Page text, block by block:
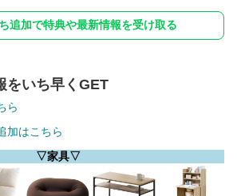
追加で特典や最新情報を受け取る
をいち早くGET
ら
加はこちら
▽家具▽